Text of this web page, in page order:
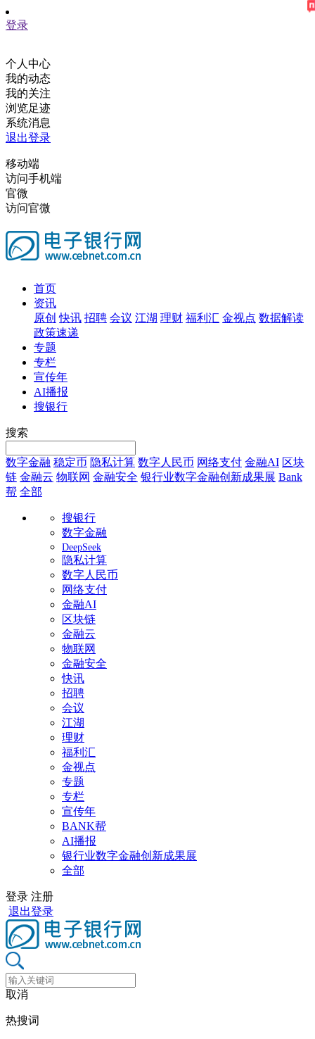
登录
个人中心
我的动态
我的关注
浏览足迹
系统消息
退出登录
移动端
访问手机端
官微
访问官微
首页
资讯
原创 快讯 招聘 会议 江湖 理财 福利汇 金视点 数据解读
政策速递
专题
专栏
宣传年
AI播报
搜银行
搜索
数字金融 稳定币 隐私计算 数字人民币 网络支付 金融AI 区块
链 金融云 物联网 金融安全 银行业数字金融创新成果展 Bank
帮 全部
搜银行
数字金融
DeepSeek
隐私计算
数字人民币
网络支付
金融AI
区块链
金融云
物联网
金融安全
快讯
招聘
会议
江湖
理财
福利汇
金视点
专题
专栏
宣传年
BANK帮
AI播报
银行业数字金融创新成果展
全部
登录 注册
退出登录
取消
热搜词